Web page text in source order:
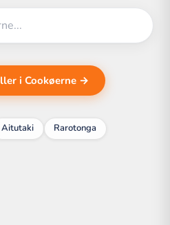
i Cookøerne →
Aitutaki Rarotonga